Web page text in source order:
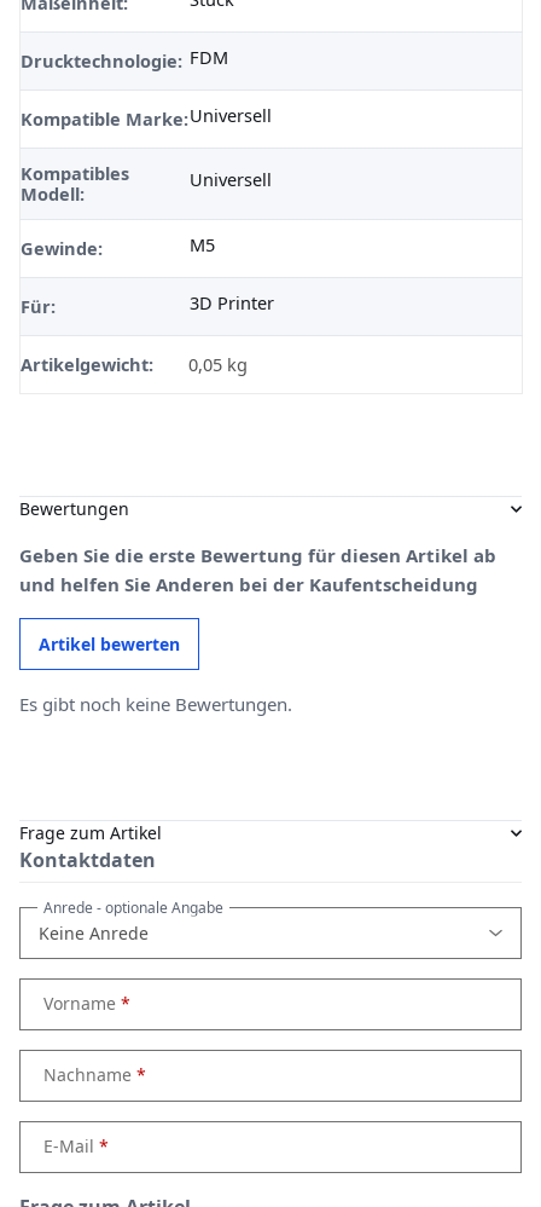
Drucktechnologie: FDM
Kompatible Marke:Universell
Kompatibles
Modell:
Universell
Gewinde: M5
Für: 3D Printer
Artikelgewicht: 0,05 kg
Bewertungen
Geben Sie die erste Bewertung für diesen Artikel ab
und helfen Sie Anderen bei der Kaufentscheidung
Artikel bewerten
Es gibt noch keine Bewertungen.
Frage zum Artikel
Kontaktdaten
Anrede- optionale Angabe
Vorname
Nachname
E-Mail